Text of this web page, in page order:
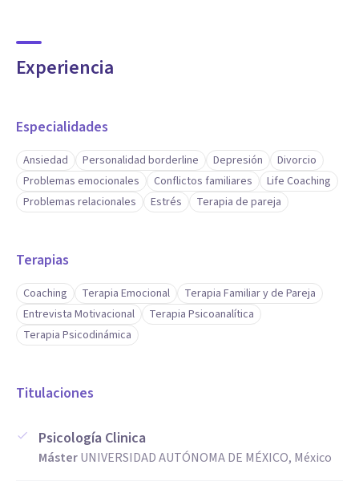
Experiencia
Especialidades
Ansiedad Personalidad borderline Depresión
Divorcio
Problemas emocionales
Conflictos familiares
Life Coaching
Problemas relacionales
Estrés Terapia de pareja
Terapias
Coaching Terapia Emocional
Terapia Familiar y de Pareja
Entrevista Motivacional
Terapia Psicoanalítica
Terapia Psicodinámica
Titulaciones
Psicología Clinica
MásterUNIVERSIDAD AUTÓNOMA DE MÉXICO, México